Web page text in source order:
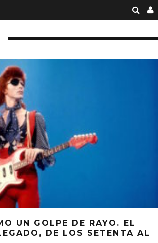
UN GOLPE DE RAYO. EL
DE LOS SETENTA AL